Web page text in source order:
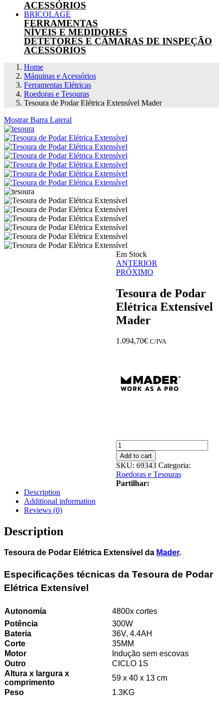
ACESSÓRIOS
BRICOLAGE
FERRAMENTAS
NÍVEIS E MEDIDORES
DETETORES E CÂMARAS DE INSPEÇÃO
ACESSÓRIOS
Home
Máquinas e Acessórios
Ferramentas Elétricas
Roedoras e Tesouras
Tesoura de Podar Elétrica Extensível Mader
Mostrar Barra Lateral
Em Stock
Navegação
de
artigos
ANTERIOR
PRÓXIMO
Tesoura de Podar
Elétrica Extensível
Mader
1.094,70€ C/IVA
Tesoura
de
Podar
Elétrica
Extensível
Mader
Add to cart
SKU: 69343 Categoria:
Roedoras e Tesouras
Partilhar:
Description
Additional information
Reviews (0)
Description
Tesoura de Podar Elétrica Extensível da Mader.
Especificações técnicas da Tesoura de Podar
Elétrica Extensível
Autonomía
4800x cortes
Potência
300W
Bateria
36V, 4.4AH
Corte
35MM
Motor
Indução sem escovas
Outro
CICLO 1S
Altura x largura x
comprimento
59 x 40 x 13 cm
Peso
1.3KG